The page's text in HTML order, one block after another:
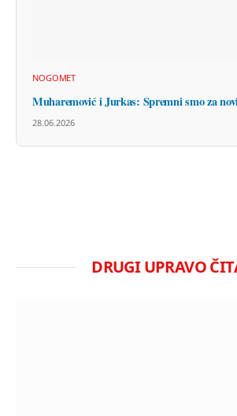
NOGOMET
Muharemović i Jurkas: Spremni smo za
28.06.2026
DRUGI UPRAVO